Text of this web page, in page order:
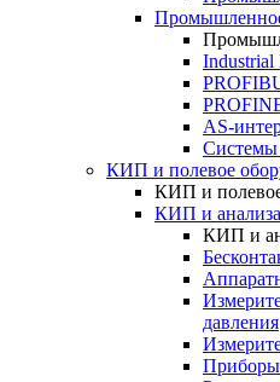
Промышленное
Industrial
AS-
Системы
КИП и полевое
КИП и
КИП и
КИП и
давления
Приборы